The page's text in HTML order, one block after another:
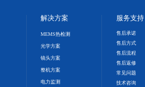
解决方案
MEMS热检测
光学方案
镜头方案
整机方案
电力监测
服务支持
售后承诺
售后方式
售后流程
售后返修
常见问题
技术咨询